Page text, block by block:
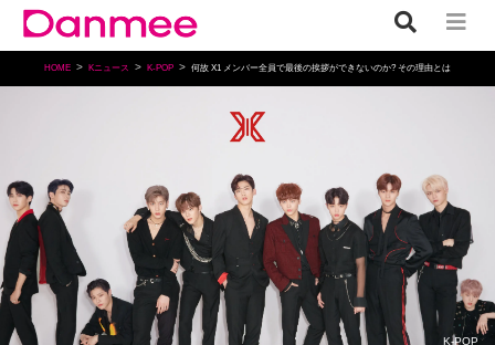
HOME Kニュース K-POP 何故 X1 メンバー全員で最後の挨拶ができないのか? その理由とは
K-POP